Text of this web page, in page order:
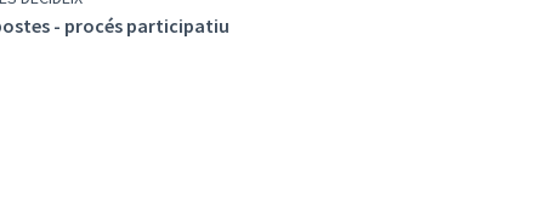
- procés participatiu